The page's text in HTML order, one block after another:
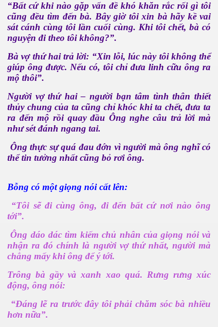
“Bất cứ khi nào gặp vấn đề khó khăn rắc rối gì tôi
cũng đều tìm đến bà. Bây giờ tôi xin bà hãy kề vai
sát cánh cùng tôi lần cuối cùng. Khi tôi chết, bà có
nguyện đi theo tôi không?”.
Bà vợ thứ hai trả lời: “Xin lỗi, lúc này tôi không thể
giúp ông được. Nếu có, tôi chỉ đưa linh cữu ông ra
mộ thôi”.
Người vợ thứ hai – người bạn tâm tình thân thiết
thủy chung của ta cũng chỉ khóc khi ta chết, đưa ta
ra đến mộ rồi quay đầu Ông nghe câu trả lời mà
như sét đánh ngang tai.
Ông thực sự quá đau đớn vì người mà ông nghĩ có
thể tin tưởng nhất cũng bỏ rơi ông.
Bỗng có một giọng nói cất lên:
“Tôi sẽ đi cùng ông, đi đến bất cứ nơi nào ông
tới”.
Ông dáo dác tìm kiếm chủ nhân của giọng nói và
nhận ra đó chính là người vợ thứ nhất, người mà
chẳng mấy khi ông để ý tới.
Trông bà gầy và xanh xao quá. Rưng rưng xúc
động, ông nói:
“Đáng lẽ ra trước đây tôi phải chăm sóc bà nhiều
hơn nữa”.